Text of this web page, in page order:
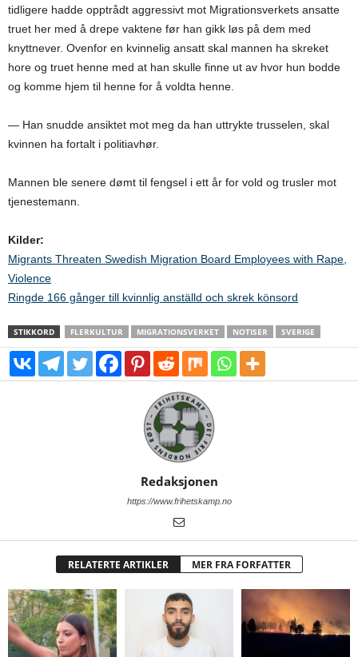
tidligere hadde opptrådt aggressivt mot Migrationsverkets ansatte
truet her med å drepe vaktene før han gikk løs på dem med
knyttnever. Ovenfor en kvinnelig ansatt skal mannen ha skreket
hore og truet henne med at han skulle finne ut av hvor hun bodde
og komme hjem til henne for å voldta henne.
— Han snudde ansiktet mot meg da han uttrykte trusselen, skal
kvinnen ha fortalt i politiavhør.
Mannen ble senere dømt til fengsel i ett år for vold og trusler mot
tjenestemann.
Kilder:
Migrants Threaten Swedish Migration Board Employees with Rape,
Violence
Ringde 166 gånger till kvinnlig anställd och skrek könsord
STIKKORD FLERKULTUR MIGRATIONSVERKET NOTISER SVERIGE
Redaksjonen
https://www.frihetskamp.no
RELATERTE ARTIKLER MER FRA FORFATTER